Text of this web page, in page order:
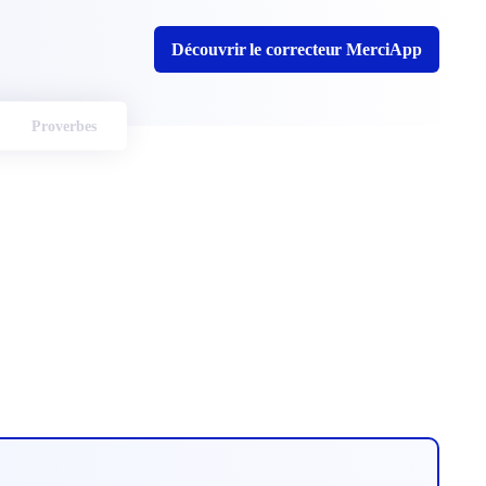
Découvrir le correcteur MerciApp
Proverbes